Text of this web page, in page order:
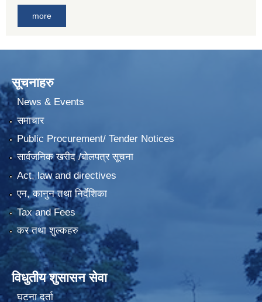
more
सूचनाहरु
News & Events
समाचार
Public Procurement/ Tender Notices
सार्वजनिक खरीद /बोलपत्र सूचना
Act, law and directives
एन, कानुन तथा निर्देशिका
Tax and Fees
कर तथा शुल्कहरु
विधुतीय शुसासन सेवा
घटना दर्ता